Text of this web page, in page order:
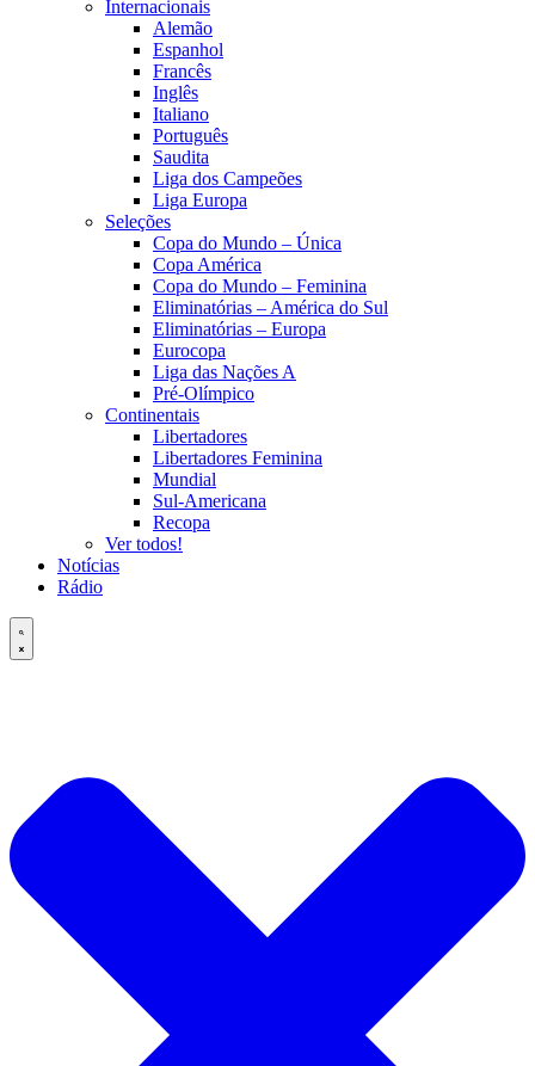
Internacionais
Alemão
Espanhol
Francês
Inglês
Italiano
Português
Saudita
Liga dos Campeões
Liga Europa
Seleções
Copa do Mundo – Única
Copa América
Copa do Mundo – Feminina
Eliminatórias – América do Sul
Eliminatórias – Europa
Eurocopa
Liga das Nações A
Pré-Olímpico
Continentais
Libertadores
Libertadores Feminina
Mundial
Sul-Americana
Recopa
Ver todos!
Notícias
Rádio